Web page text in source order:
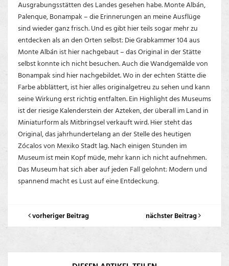
Ausgrabungsstätten des Landes gesehen habe. Monte Albán,
Palenque, Bonampak – die Erinnerungen an meine Ausflüge
sind wieder ganz frisch. Und es gibt hier teils sogar mehr zu
entdecken als an den Orten selbst: Die Grabkammer 104 aus
Monte Albán ist hier nachgebaut – das Original in der Stätte
selbst konnte ich nicht besuchen. Auch die Wandgemälde von
Bonampak sind hier nachgebildet. Wo in der echten Stätte die
Farbe abblättert, ist hier alles originalgetreu zu sehen und kann
seine Wirkung erst richtig entfalten. Ein Highlight des Museums
ist der riesige Kalenderstein der Azteken, der überall im Land in
Miniaturform als Mitbringsel verkauft wird. Hier steht das
Original, das jahrhundertelang an der Stelle des heutigen
Zócalos von Mexiko Stadt lag. Nach einigen Stunden im
Museum ist mein Kopf müde, mehr kann ich nicht aufnehmen.
Das Museum hat sich aber auf jeden Fall gelohnt: Modern und
spannend macht es Lust auf eine Entdeckung.
vorheriger Beitrag nächster Beitrag